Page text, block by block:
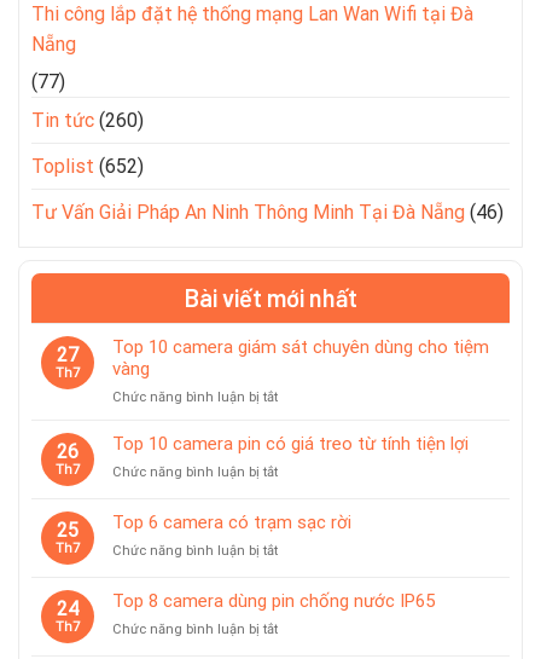
Thi công lắp đặt hệ thống mạng Lan Wan Wifi tại Đà
Nẵng
(77)
Tin tức (260)
Toplist (652)
Tư Vấn Giải Pháp An Ninh Thông Minh Tại Đà Nẵng (46)
Bài viết mới nhất
27
Th7
Top 10 camera giám sát chuyên dùng cho tiệm
vàng
Chức năng bình luận bị tắtở
10
camera
giám
chuyên
cho
vàng
26
Th7
Top 10 camera pin có giá treo từ tính tiện lợi
Chức năng bình luận bị tắtở
camera
pin
giá
từ
25
Th7
Top 6 camera có trạm sạc rời
Chức năng bình luận bị tắtở
6
camera
có
24
Th7
Top 8 camera dùng pin chống nước IP65
Chức năng bình luận bị tắtở